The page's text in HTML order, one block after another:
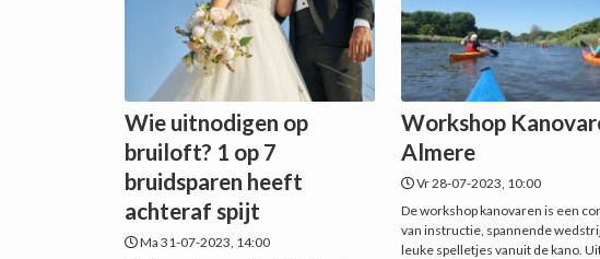
Wie uitnodigen op
bruiloft? 1 op 7
bruidsparen heeft
achteraf spijt
Ma 31-07-2023, 14:00
Workshop
Almere
Vr 28-07-2023, 10:00
De workshop kanovaren is een
van instructie, spannende
leuke spelletjes vanuit de kano.